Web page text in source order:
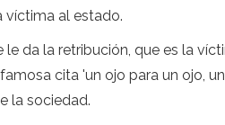
víctima al estado.
da la retribución, que es la
cita 'un ojo para un ojo,
la sociedad.